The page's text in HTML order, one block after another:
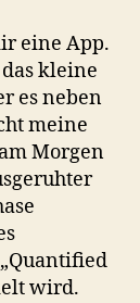
eine App.
kleine
es neben
meine
Morgen
wird.